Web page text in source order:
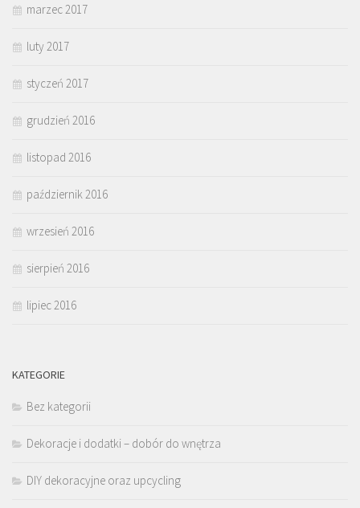
marzec 2017
luty 2017
styczeń 2017
grudzień 2016
listopad 2016
październik 2016
wrzesień 2016
sierpień 2016
lipiec 2016
KATEGORIE
Bez kategorii
Dekoracje i dodatki – dobór do wnętrza
DIY dekoracyjne oraz upcycling